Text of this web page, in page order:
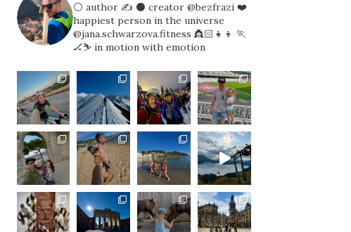
⚪️ author ✍️ ⚫️ creator @bezfrazi❤️
happiest person in the universe
@jana.schwarzova.fitness 👸🏻👧👦 🏃
🏒⛷️ in motion with emotion